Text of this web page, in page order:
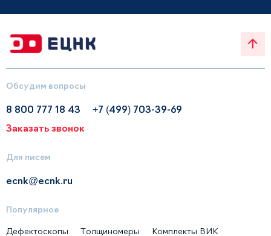
Обсудим вопросы
8 800 777 18 43
+7 (499) 703-39-69
Заказать звонок
Для писем
ecnk@ecnk.ru
Популярное
Дефектоскопы Толщиномеры
Комплекты ВИК